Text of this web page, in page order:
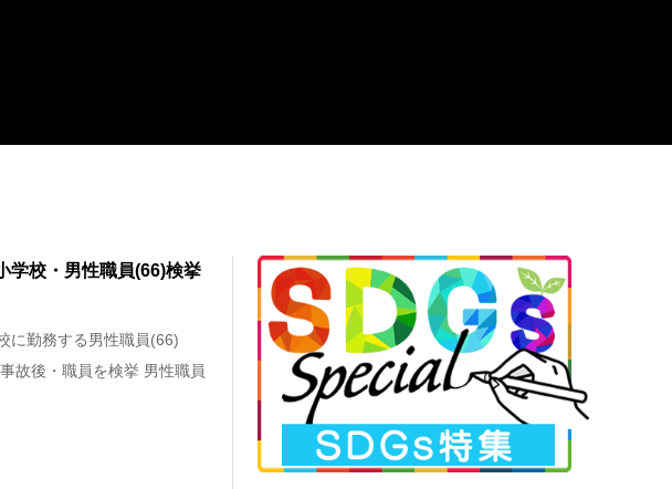
学校・男性職員(66)検挙
に勤務する男性職員(66)
故後・職員を検挙 男性職員